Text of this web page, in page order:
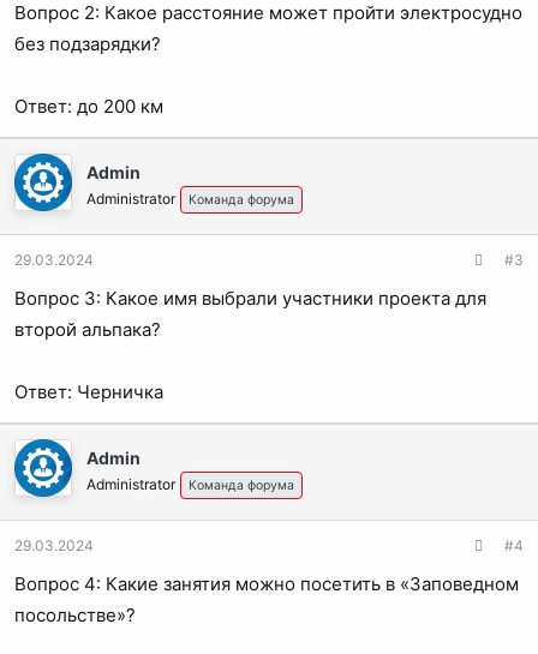
Вопрос 2: Какое расстояние может пройти электросудно
без подзарядки?
Ответ: до 200 км
Admin
Administrator Команда форума
29.03.2024 #3
Вопрос 3: Какое имя выбрали участники проекта для
второй альпака?
Ответ: Черничка
Admin
Administrator Команда форума
29.03.2024 #4
Вопрос 4: Какие занятия можно посетить в «Заповедном
посольстве»?